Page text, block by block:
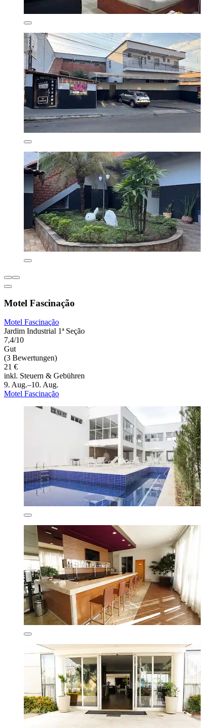
Motel Fascinação
Motel Fascinação
Jardim Industrial 1ª Seção
7,4/10
Gut
(3 Bewertungen)
21 €
inkl. Steuern & Gebühren
9. Aug.–10. Aug.
Motel Fascinação